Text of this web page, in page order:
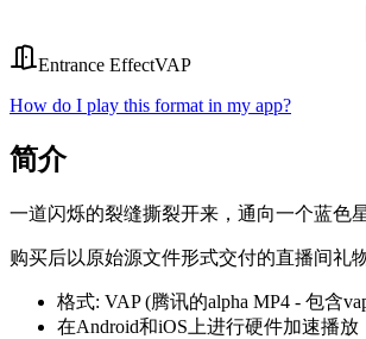
Entrance EffectVAP
How do I play this format in my app?
简介
一道闪烁的裂缝撕裂开来，通向一个蓝色星
购买后以原始源文件形式交付的直播间礼
格式: VAP (腾讯的alpha MP4 - 包含
在Android和iOS上进行硬件加速播放